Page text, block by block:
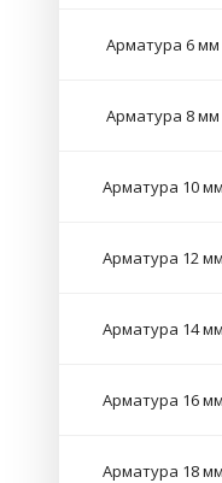
Арматура 6 мм
Арматура 8 мм
Арматура 10 мм
Арматура 12 мм
Арматура 14 мм
Арматура 16 мм
Арматура 18 мм